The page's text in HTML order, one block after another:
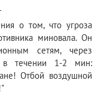
о том, что угроза
миновала. Он
сетям, через
течении 1-2 мин:
Отбой воздушной